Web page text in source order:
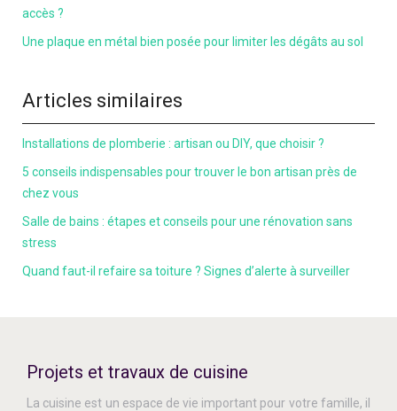
accès ?
Une plaque en métal bien posée pour limiter les dégâts au sol
Articles similaires
Installations de plomberie : artisan ou DIY, que choisir ?
5 conseils indispensables pour trouver le bon artisan près de
chez vous
Salle de bains : étapes et conseils pour une rénovation sans
stress
Quand faut-il refaire sa toiture ? Signes d’alerte à surveiller
Projets et travaux de cuisine
La cuisine est un espace de vie important pour votre famille, il